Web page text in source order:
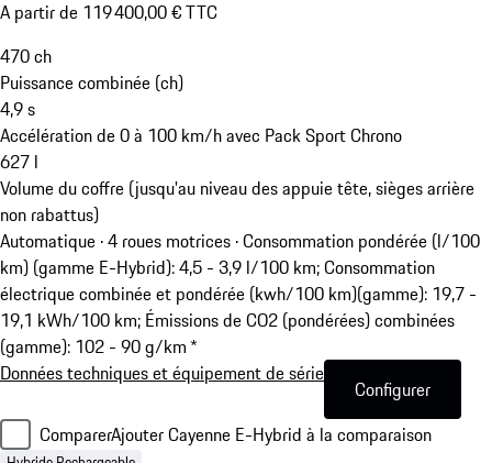
A partir de 119 400,00 € TTC
470ch
Puissance combinée (ch)
4,9s
Accélération de 0 à 100 km/h avec Pack Sport Chrono
627 l
Volume du coffre (jusqu'au niveau des appuie tête, sièges arrière
non rabattus)
Automatique · 4 roues motrices ·Consommation pondérée (l/100
km) (gamme E-Hybrid): 4,5 - 3,9 l/100 km; Consommation
électrique combinée et pondérée (kwh/100 km)(gamme): 19,7 -
19,1 kWh/100 km; Émissions de CO2 (pondérées) combinées
(gamme): 102 - 90 g/km *
Données techniques et équipement de série
Configurer
ComparerAjouter Cayenne E-Hybrid à la comparaison